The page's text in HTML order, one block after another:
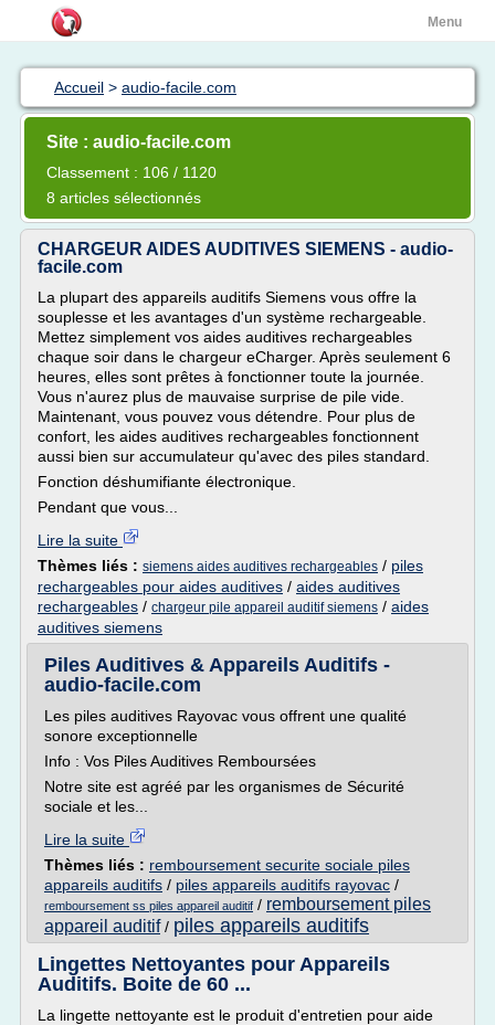
Menu
Accueil > audio-facile.com
Site : audio-facile.com
Classement : 106 / 1120
8 articles sélectionnés
CHARGEUR AIDES AUDITIVES SIEMENS - audio-
facile.com
La plupart des appareils auditifs Siemens vous offre la
souplesse et les avantages d'un système rechargeable.
Mettez simplement vos aides auditives rechargeables
chaque soir dans le chargeur eCharger. Après seulement 6
heures, elles sont prêtes à fonctionner toute la journée.
Vous n'aurez plus de mauvaise surprise de pile vide.
Maintenant, vous pouvez vous détendre. Pour plus de
confort, les aides auditives rechargeables fonctionnent
aussi bien sur accumulateur qu'avec des piles standard.
Fonction déshumifiante électronique.
Pendant que vous...
Lire la suite
Thèmes liés : siemens aides auditives rechargeables / piles
rechargeables pour aides auditives / aides auditives
rechargeables / chargeur pile appareil auditif siemens / aides
auditives siemens
Piles Auditives & Appareils Auditifs -
audio-facile.com
Les piles auditives Rayovac vous offrent une qualité
sonore exceptionnelle
Info : Vos Piles Auditives Remboursées
Notre site est agréé par les organismes de Sécurité
sociale et les...
Lire la suite
Thèmes liés : remboursement securite sociale piles
appareils auditifs / piles appareils auditifs rayovac /
remboursement ss piles appareil auditif / remboursement piles
appareil auditif/ piles appareils auditifs
Lingettes Nettoyantes pour Appareils
Auditifs. Boite de 60 ...
La lingette nettoyante est le produit d'entretien pour aide